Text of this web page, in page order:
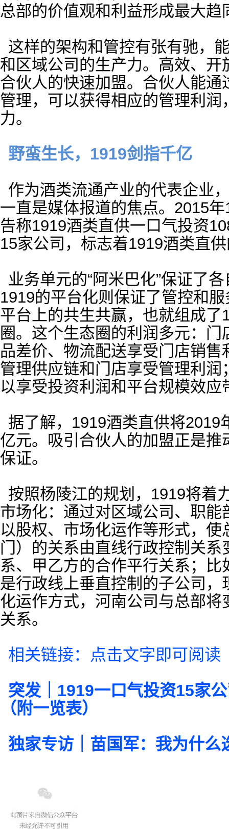
总部的价值观和利益形成最大趋
这样的架构和管控有张有驰，
和区域公司的生产力。高效、
合伙人的快速加盟。合伙人能
管理，可以获得相应的管理利
力。
野蛮生长，1919剑指千亿
作为酒类流通产业的代表企业
一直是媒体报道的焦点。2015
告称1919酒类直供一口气投资
15家公司，标志着1919酒类直
业务单元的“阿米巴化”保证了
1919的平台化则保证了管控和
平台上的共生共赢，也就组成了
圈。这个生态圈的利润多元：
品差价、物流配送享受门店销
管理供应链和门店享受管理利
以享受投资利润和平台规模效应
据了解，1919酒类直供将2019
亿元。吸引合伙人的加盟正是推
保证。
按照杨陵江的规划，1919将着
市场化：通过对区域公司、职
以股权、市场化运作等形式，
门）的关系由直线行政控制关
系、甲乙方的合作平行关系；
是行政线上垂直控制的子公司
化运作方式，河南公司与总部
关系。
相关链接：点击文字即可阅读
突发｜1919一口气投资15家
（附一览表）
独家专访｜苗国军：我为什么